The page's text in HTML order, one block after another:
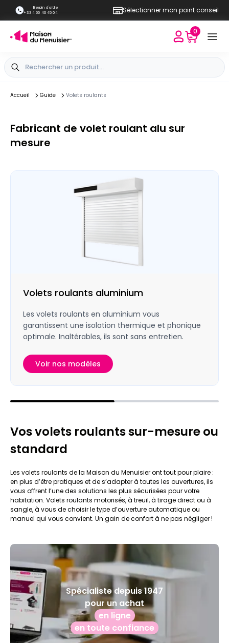
Besoin d'aide
+33 4 65 40 45 04
Sélectionner mon point conseil
0
Accueil Guide Volets roulants
Fabricant de volet roulant alu sur
mesure
Volets roulants aluminium
Les volets roulants en aluminium vous
garantissent une isolation thermique et phonique
optimale. Inaltérables, ils sont sans entretien.
Voir nos modèles
Vos volets roulants sur-mesure ou
standard
Les volets roulants de la Maison du Menuisier ont tout pour plaire :
en plus d’être pratiques et de s’adapter à toutes les ouvertures, ils
vous offrent l’une des solutions les plus sécurisées pour votre
habitation. Volets roulants motorisés, à treuil, à tirage direct ou à
sangle, à vous de choisir le type d’ouverture automatique ou
manuel qui vous convient. Un gain de confort à ne pas négliger !
Spécialiste depuis 1947
pour un achat
en ligne
en toute confiance